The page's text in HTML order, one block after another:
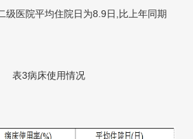
级医院平均住院日为8.9日,比上年同期
3病床使用情况